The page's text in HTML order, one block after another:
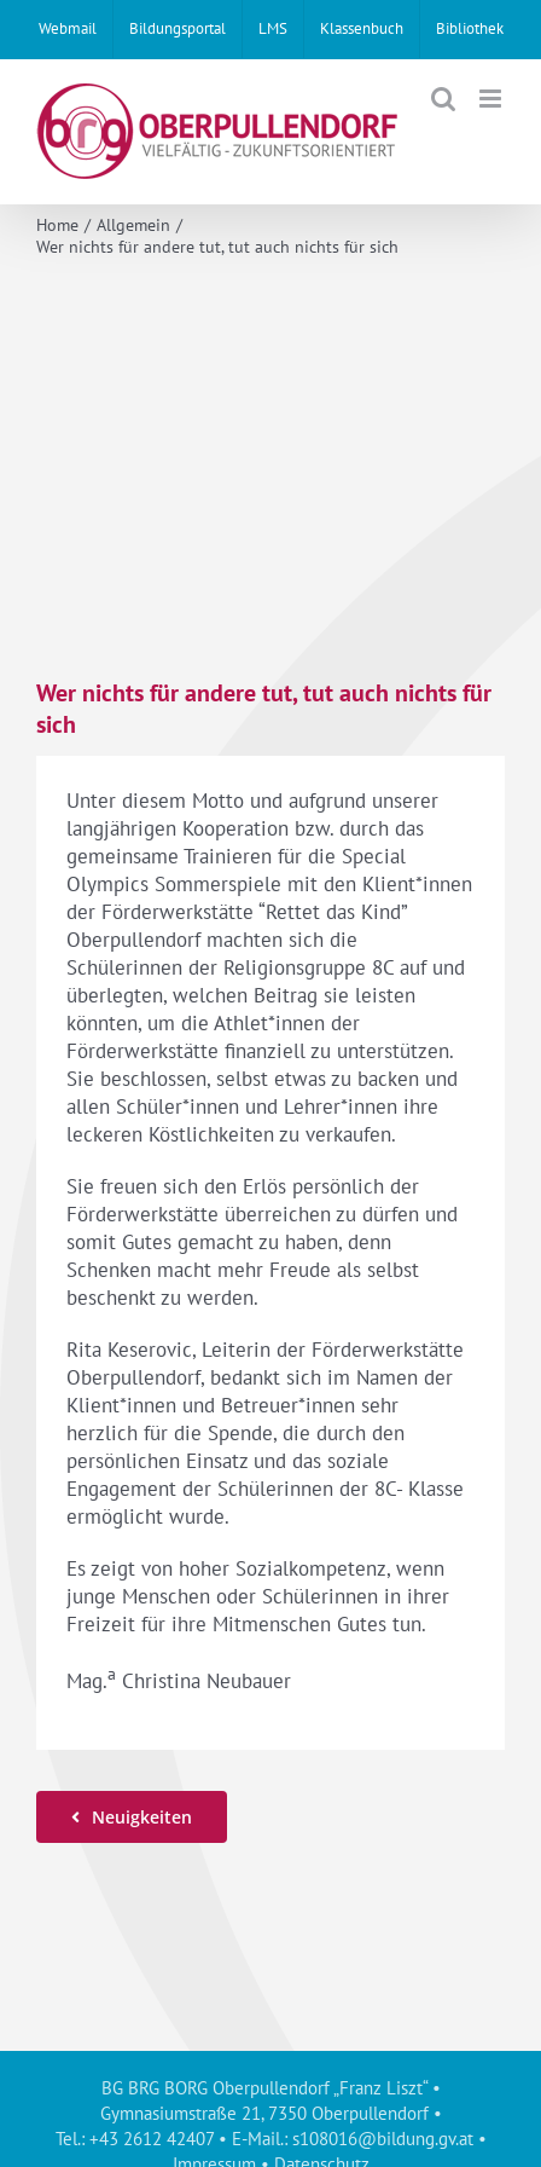
content
Webmail Bildungsportal LMS Klassenbuch Bibliothek
Home
Allgemein
Wer nichts für andere tut, tut auch nichts für sich
Wer nichts für andere tut, tut auch nichts für
sich
Unter diesem Motto und aufgrund unserer
langjährigen Kooperation bzw. durch das
gemeinsame Trainieren für die Special
Olympics Sommerspiele mit den Klient*innen
der Förderwerkstätte “Rettet das Kind”
Oberpullendorf machten sich die
Schülerinnen der Religionsgruppe 8C auf und
überlegten, welchen Beitrag sie leisten
könnten, um die Athlet*innen der
Förderwerkstätte finanziell zu unterstützen.
Sie beschlossen, selbst etwas zu backen und
allen Schüler*innen und Lehrer*innen ihre
leckeren Köstlichkeiten zu verkaufen.
Sie freuen sich den Erlös persönlich der
Förderwerkstätte überreichen zu dürfen und
somit Gutes gemacht zu haben, denn
Schenken macht mehr Freude als selbst
beschenkt zu werden.
Rita Keserovic, Leiterin der Förderwerkstätte
Oberpullendorf, bedankt sich im Namen der
Klient*innen und Betreuer*innen sehr
herzlich für die Spende, die durch den
persönlichen Einsatz und das soziale
Engagement der Schülerinnen der 8C- Klasse
ermöglicht wurde.
Es zeigt von hoher Sozialkompetenz, wenn
junge Menschen oder Schülerinnen in ihrer
Freizeit für ihre Mitmenschen Gutes tun.
Mag.a Christina Neubauer
Neuigkeiten
BG BRG BORG Oberpullendorf „Franz Liszt“ •
Gymnasiumstraße 21, 7350 Oberpullendorf •
Tel.: +43 2612 42407 • E-Mail.: s108016@bildung.gv.at•